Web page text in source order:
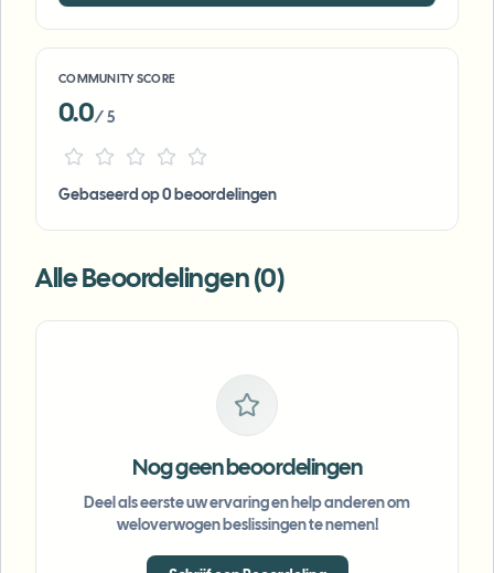
COMMUNITY SCORE
0.0/ 5
Gebaseerd op 0 beoordelingen
Alle Beoordelingen (0)
Nog geen beoordelingen
Deel als eerste uw ervaring en help anderen om
weloverwogen beslissingen te nemen!